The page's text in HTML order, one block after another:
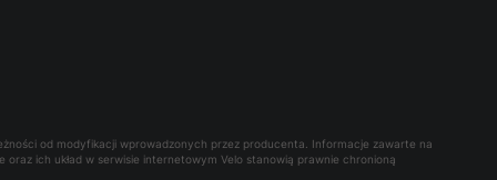
od modyfikacji wprowadzonych przez producenta. Informacje zawarte na
ich układ w serwisie internetowym Velo stanowią prawnie chronioną